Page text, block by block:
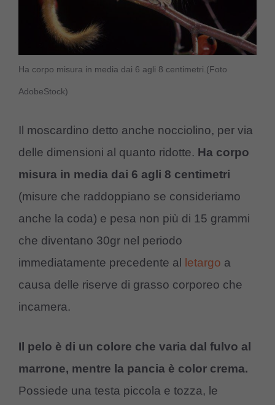
Ha corpo misura in media dai 6 agli 8 centimetri.(Foto
AdobeStock)
Il moscardino detto anche nocciolino, per via
delle dimensioni al quanto ridotte. Ha corpo
misura in media dai 6 agli 8 centimetri
(misure che raddoppiano se consideriamo
anche la coda) e pesa non più di 15 grammi
che diventano 30gr nel periodo
immediatamente precedente al
letargo a
causa delle riserve di grasso corporeo che
incamera.
Il pelo è di un colore che varia dal fulvo al
marrone, mentre la pancia è color crema.
Possiede una testa piccola e tozza, le